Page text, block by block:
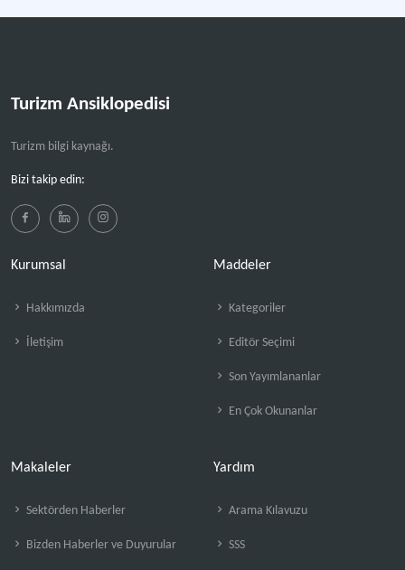
Turizm Ansiklopedisi
Turizm bilgi kaynağı.
Bizi takip edin:
Kurumsal
Hakkımızda
İletişim
Maddeler
Kategoriler
Editör Seçimi
Son Yayımlananlar
En Çok Okunanlar
Makaleler
Sektörden Haberler
Bizden Haberler ve Duyurular
Yardım
Arama Kılavuzu
SSS